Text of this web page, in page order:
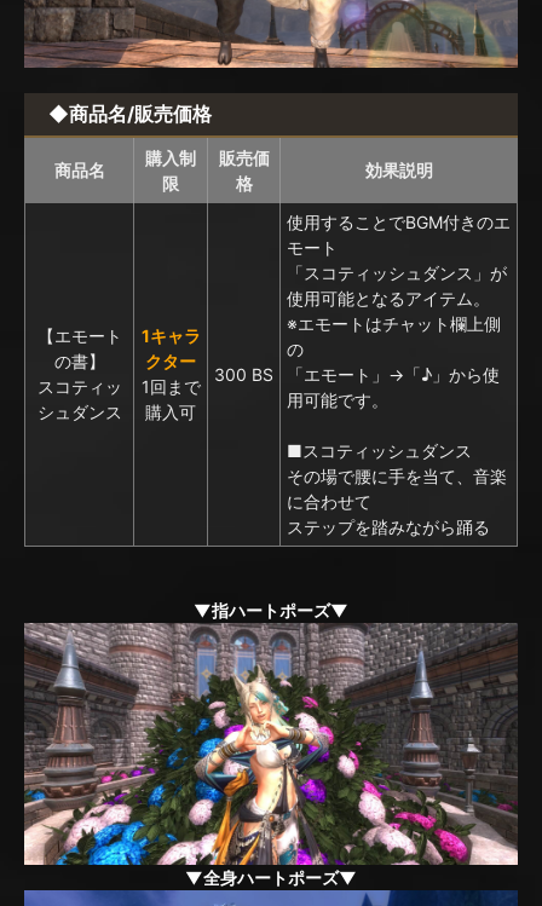
◆商品名/販売価格
商品名
購入制
限
販売価
格
効果説明
【エモート
の書】
スコティッ
シュダンス
1キャラ
クター
1回まで
購入可
300 BS
使用することでBGM付きのエ
モート
「スコティッシュダンス」が
使用可能となるアイテム。
※エモートはチャット欄上側
の
「エモート」→「♪」から使
用可能です。
■スコティッシュダンス
その場で腰に手を当て、音楽
に合わせて
ステップを踏みながら踊る
▼指ハートポーズ▼
▼全身ハートポーズ▼